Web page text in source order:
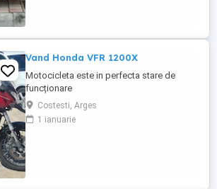
Vand Honda VFR 1200X
Motocicleta este in perfecta stare de
funcționare
Costesti, Arges
1 ianuarie